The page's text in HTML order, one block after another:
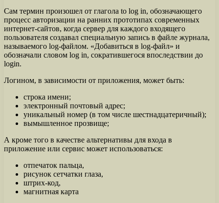
Сам термин произошел от глагола to log in, обозначающего
процесс авторизации на ранних прототипах современных
интернет-сайтов, когда сервер для каждого входящего
пользователя создавал специальную запись в файле журнала,
называемого log-файлом. «Добавиться в log-файл» и
обозначали словом log in, сократившегося впоследствии до
login.
Логином, в зависимости от приложения, может быть:
строка имени;
электронный почтовый адрес;
уникальный номер (в том числе шестнадцатеричный);
вымышленное прозвище;
А кроме того в качестве альтернативы для входа в
приложение или сервис может использоваться:
отпечаток пальца,
рисунок сетчатки глаза,
штрих-код,
магнитная карта